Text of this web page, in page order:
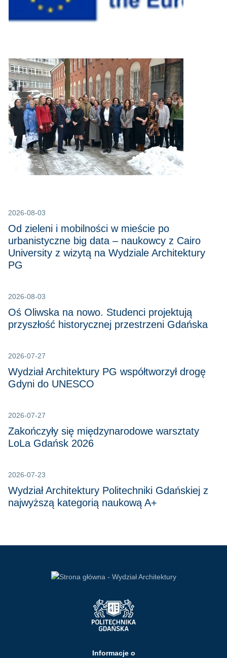
2026-08-03
Od zieleni i mobilności w mieście po
urbanistyczne big data – naukowcy z Cairo
University z wizytą na Wydziale Architektury
PG
2026-08-03
Oś Oliwska na nowo. Studenci projektują
przyszłość historycznej przestrzeni Gdańska
2026-07-27
Wydział Architektury PG współtworzył drogę
Gdyni do UNESCO
2026-07-27
Zakończyły się międzynarodowe warsztaty
LoLa Gdańsk 2026
2026-07-23
Wydział Architektury Politechniki Gdańskiej z
najwyższą kategorią naukową A+
Informacje o